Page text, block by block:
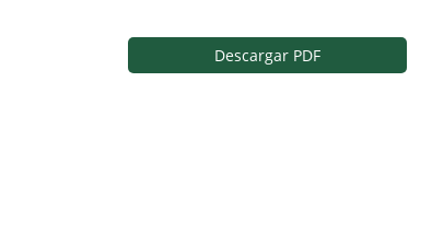
Descargar PDF